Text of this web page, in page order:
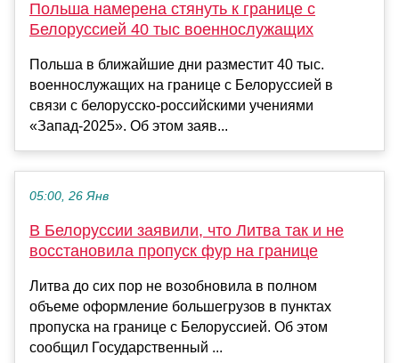
Польша намерена стянуть к границе с
Белоруссией 40 тыс военнослужащих
Польша в ближайшие дни разместит 40 тыс.
военнослужащих на границе с Белоруссией в
связи с белорусско-российскими учениями
«Запад-2025». Об этом заяв...
05:00, 26 Янв
В Белоруссии заявили, что Литва так и не
восстановила пропуск фур на границе
Литва до сих пор не возобновила в полном
объеме оформление большегрузов в пунктах
пропуска на границе с Белоруссией. Об этом
сообщил Государственный ...